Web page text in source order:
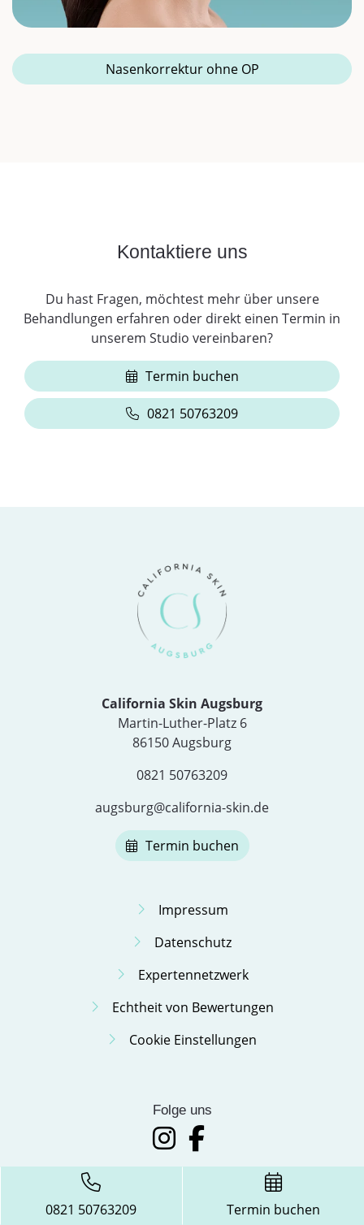
Nasenkorrektur ohne OP
Kontaktiere uns
Du hast Fragen, möchtest mehr über unsere
Behandlungen erfahren oder direkt einen Termin in
unserem Studio vereinbaren?
Termin buchen
0821 50763209
California Skin Augsburg
Martin-Luther-Platz 6
86150 Augsburg
0821 50763209
augsburg@california-skin.de
Termin buchen
Impressum
Datenschutz
Expertennetzwerk
Echtheit von Bewertungen
Cookie Einstellungen
Folge uns
0821 50763209 Termin buchen